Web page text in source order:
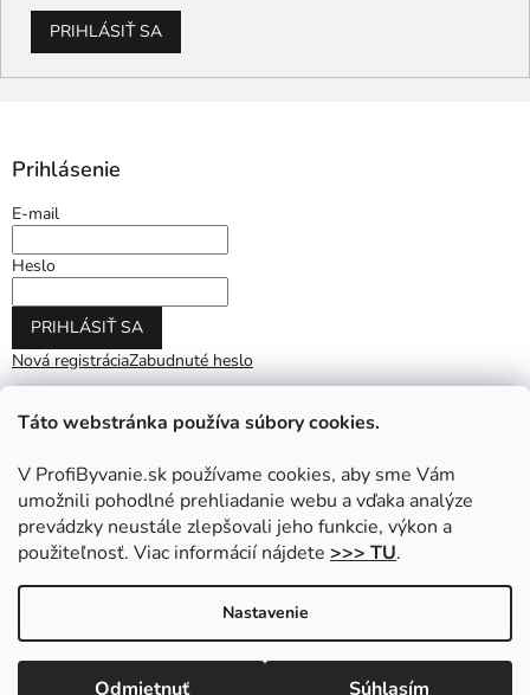
Táto webstránka používa súbory cookies.
V ProfiByvanie.sk používame cookies, aby sme Vám
umožnili pohodlné prehliadanie webu a vďaka analýze
prevádzky neustále zlepšovali jeho funkcie, výkon a
použiteľnosť. Viac informácií nájdete >>> TU.
Nastavenie
Odmietnuť Súhlasím
PRIHLÁSIŤ SA
Prihlásenie
E-mail
Heslo
PRIHLÁSIŤ SA
Nová registráciaZabudnuté heslo
Copyright 2026ProfiByvanie.sk. Všetky práva vyhradené.